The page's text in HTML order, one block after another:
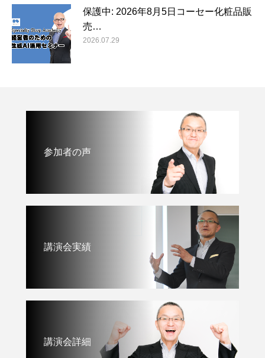
保護中: 2026年8月5日コーセー化粧品販
売…
2026.07.29
参加者の声
講演会実績
講演会詳細